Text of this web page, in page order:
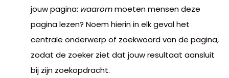
jouw pagina: waarommoeten mensen deze
pagina lezen? Noem hierin in elk geval het
centrale onderwerp of zoekwoord van de pagina,
zodat de zoeker ziet dat jouw resultaat aansluit
bij zijn zoekopdracht.